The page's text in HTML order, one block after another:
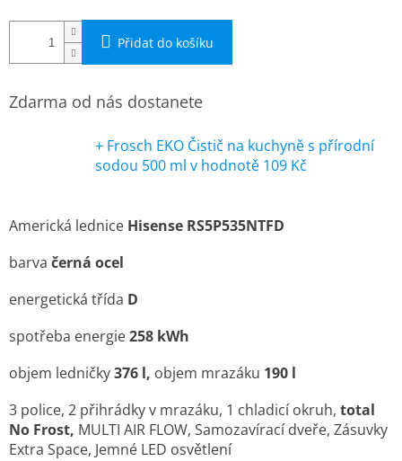
Přidat do košíku
Zdarma od nás dostanete
+ Frosch EKO Čistič na kuchyně s přírodní
sodou 500 ml v hodnotě 109 Kč
Americká lednice Hisense RS5P535NTFD
barva černá ocel
energetická třída D
spotřeba energie258 kWh
objem ledničky376 l, objem mrazáku 190 l
3 police, 2 přihrádky v mrazáku, 1 chladicí okruh, total
No Frost, MULTI AIR FLOW, Samozavírací dveře, Zásuvky
Extra Space, Jemné LED osvětlení